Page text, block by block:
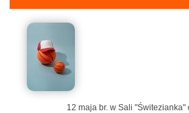
12 maja br. w Sali "Świtezianka"